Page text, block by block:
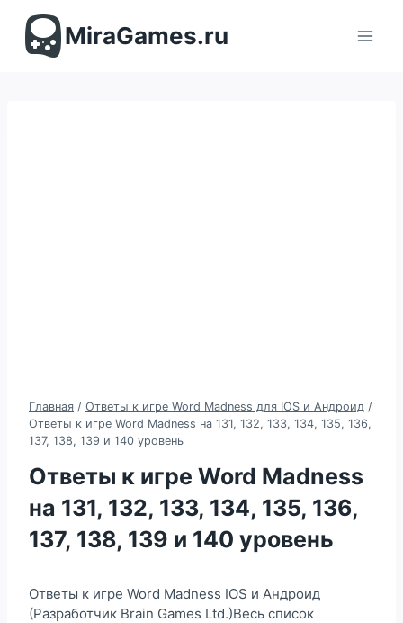
содержимомуMiraGames.ru
Главная / Ответы к игре Word Madness для IOS и Андроид /
Ответы к игре Word Madness на 131, 132, 133, 134, 135, 136,
137, 138, 139 и 140 уровень
Ответы к игре Word Madness
на 131, 132, 133, 134, 135, 136,
137, 138, 139 и 140 уровень
Ответы к игре Word Madness IOS и Андроид
(Разработчик Brain Games Ltd.)Весь список